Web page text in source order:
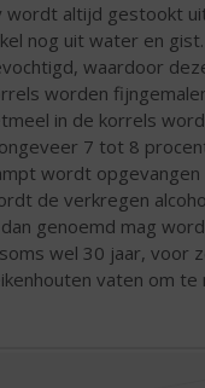
wordt altijd gestookt
nog uit water en
waardoor
worden
in de korrels
7 tot 8
wordt opgevangen
de verkregen
genoemd mag
wel 30 jaar, voor
vaten om te